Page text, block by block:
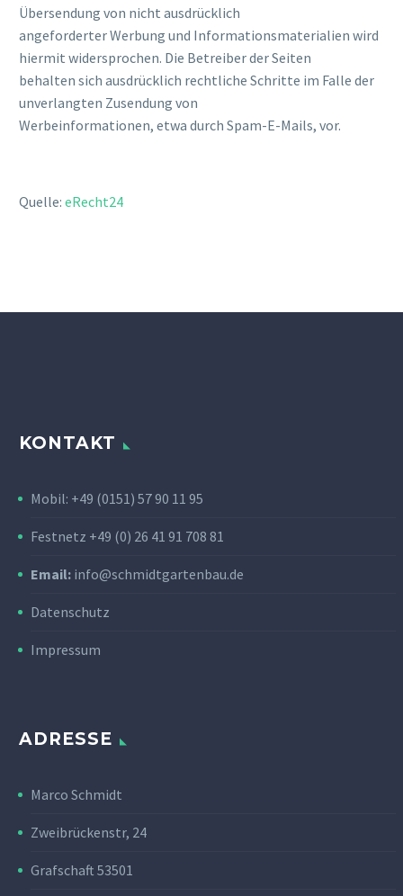
Übersendung von nicht ausdrücklich
angeforderter Werbung und Informationsmaterialien wird
hiermit widersprochen. Die Betreiber der Seiten
behalten sich ausdrücklich rechtliche Schritte im Falle der
unverlangten Zusendung von
Werbeinformationen, etwa durch Spam-E-Mails, vor.
Quelle: eRecht24
KONTAKT
Mobil: +49 (0151) 57 90 11 95
Festnetz +49 (0) 26 41 91 708 81
Email: info@schmidtgartenbau.de
Datenschutz
Impressum
ADRESSE
Marco Schmidt
Zweibrückenstr, 24
Grafschaft 53501